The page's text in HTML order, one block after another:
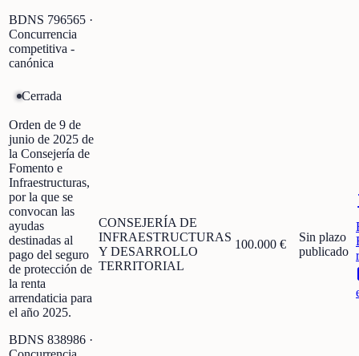
BDNS 796565 ·
Concurrencia
competitiva -
canónica
Cerrada
Orden de 9 de
junio de 2025 de
la Consejería de
Fomento e
Infraestructuras,
por la que se
convocan las
ayudas
destinadas al
pago del seguro
de protección de
la renta
arrendaticia para
el año 2025.
BDNS 838986 ·
CONSEJERÍA DE
INFRAESTRUCTURAS
Y DESARROLLO
TERRITORIAL
100.000 €
Sin plazo
publicado